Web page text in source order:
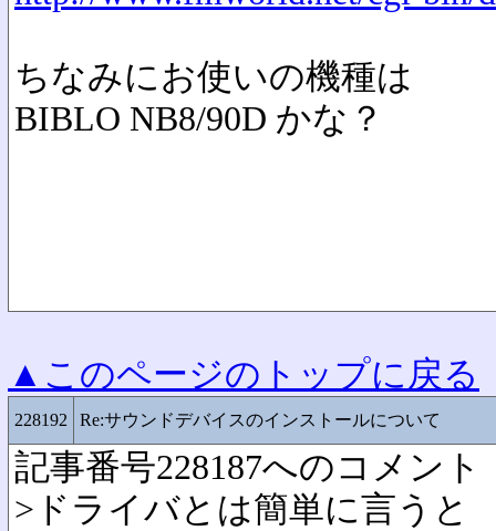
ちなみにお使いの機種は
BIBLO NB8/90D かな？
▲このページのトップに戻る
228192 Re:サウンドデバイスのインストールについて
記事番号228187へのコメント
>ドライバとは簡単に言うと